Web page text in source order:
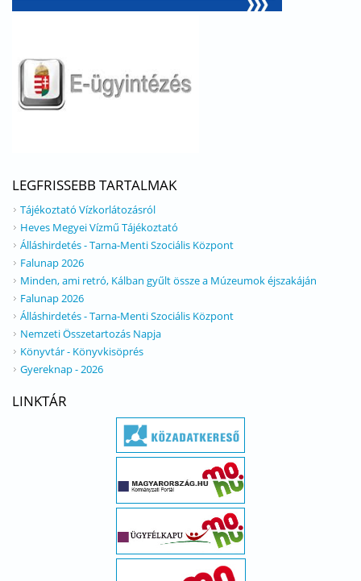
LEGFRISSEBB TARTALMAK
Tájékoztató Vízkorlátozásról
Heves Megyei Vízmű Tájékoztató
Álláshirdetés - Tarna-Menti Szociális Központ
Falunap 2026
Minden, ami retró, Kálban gyűlt össze a Múzeumok éjszakáján
Falunap 2026
Álláshirdetés - Tarna-Menti Szociális Központ
Nemzeti Összetartozás Napja
Könyvtár - Könyvkisöprés
Gyereknap - 2026
LINKTÁR